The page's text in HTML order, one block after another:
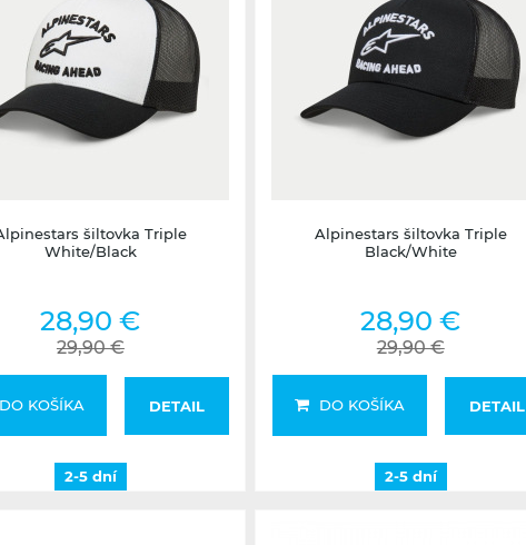
šiltovka Triple
White/Black
28,90 €
29,90 €
KOŠÍKA DETAIL
2-5 dní
Alpinestars šiltovka Triple
Black/White
28,90 €
29,90 €
DO KOŠÍKA DETAIL
2-5 dní